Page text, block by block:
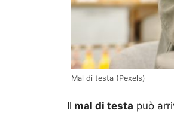
Mal di testa (Pexels)
Il mal di testa può